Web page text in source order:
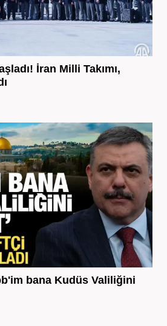
İran Milli Takımı,
bana Kudüs Valiliğini